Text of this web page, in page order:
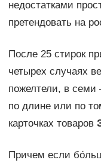
недостатками
претендовать на
После 25 стирок
четырех случаях
пожелтели, в семи
по длине или по
карточках товаров
Причем если